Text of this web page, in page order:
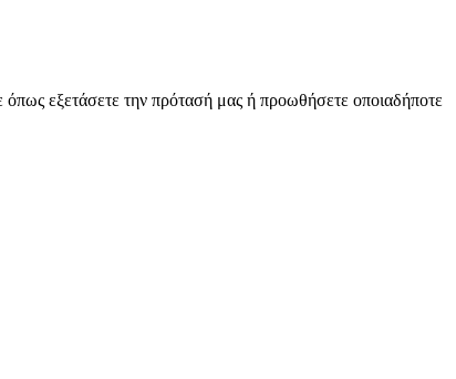
όπως εξετάσετε την πρότασή μας ή προωθήσετε οποιαδήποτε